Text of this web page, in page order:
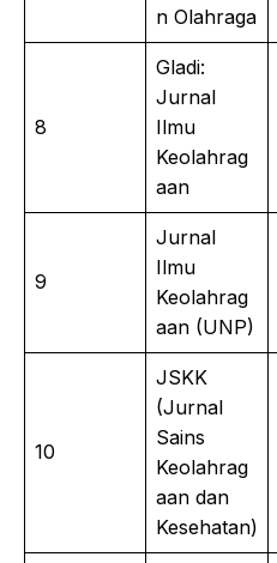
n Olahraga
8
Gladi:
Jurnal
Ilmu
Keolahrag
aan
9
Jurnal
Ilmu
Keolahrag
aan (UNP)
10
JSKK
(Jurnal
Sains
Keolahrag
aan dan
Kesehatan)